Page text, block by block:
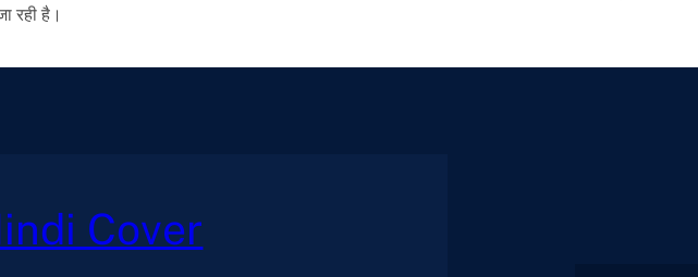
रही है।
Cover